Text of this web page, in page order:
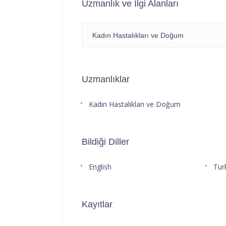
Uzmanlık ve İlgi Alanları
Kadın Hastalıkları ve Doğum
Uzmanlıklar
Kadın Hastalıkları ve Doğum
Bildiği Diller
English
Kayıtlar